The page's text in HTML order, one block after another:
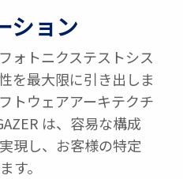
ション
ォトニクステストシス
を最大限に引き出しま
トウェアアーキテクチ
は、容易な構成
現し、お客様の特定
す。